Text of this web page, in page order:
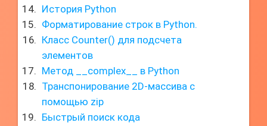
История Python
Форматирование строк в Python.
Класс Counter() для подсчета
элементов
Метод __complex__ в Python
Транспонирование 2D-массива с
помощью zip
Быстрый поиск кода